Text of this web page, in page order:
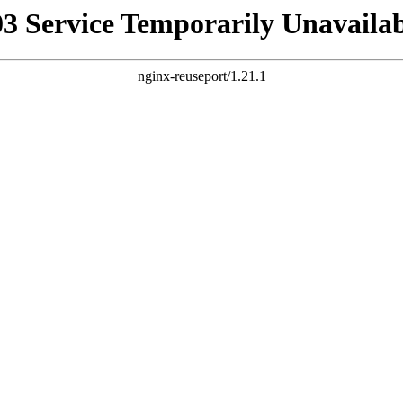
Service Temporarily
nginx-reuseport/1.21.1